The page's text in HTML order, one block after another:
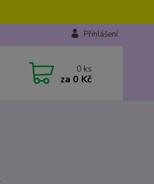
Přihlášení
0 ks
za 0 Kč